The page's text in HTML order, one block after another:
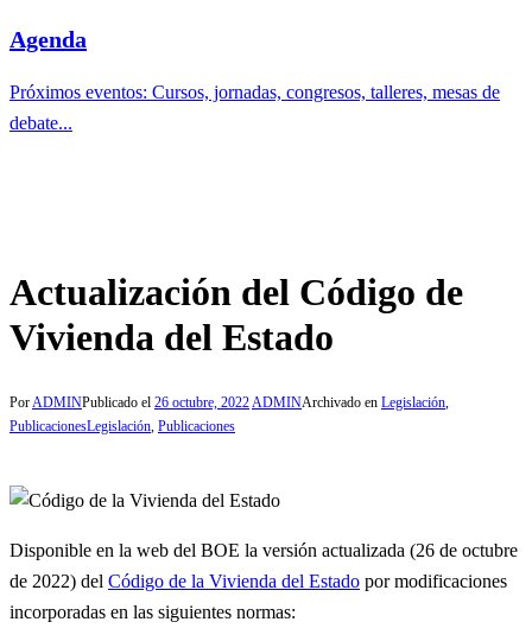
Agenda
Próximos eventos: Cursos, jornadas, congresos, talleres, mesas de
debate...
Actualización del Código de
Vivienda del Estado
PorADMINPublicado el 26 octubre, 2022ADMINArchivado en Legislación,
PublicacionesLegislación, Publicaciones
Disponible en la web del BOE la versión actualizada (26 de octubre
de 2022) del Código de la Vivienda del Estado por modificaciones
incorporadas en las siguientes normas: